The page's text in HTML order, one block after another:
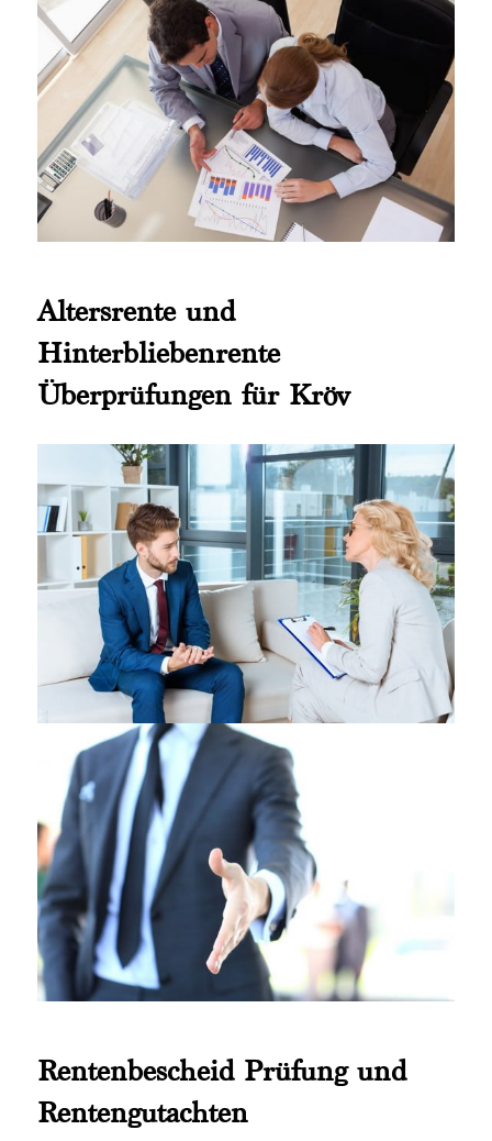
Altersrente und
Hinterbliebenrente
Überprüfungen für Kröv
Rentenbescheid Prüfung und
Rentengutachten